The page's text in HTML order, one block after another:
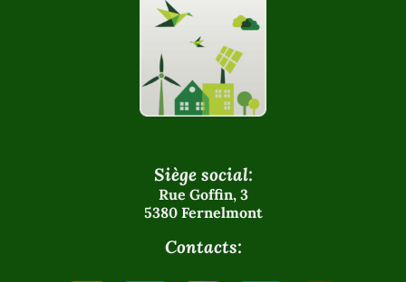
Siège social:
Rue Goffin, 3
5380 Fernelmont
Contacts: